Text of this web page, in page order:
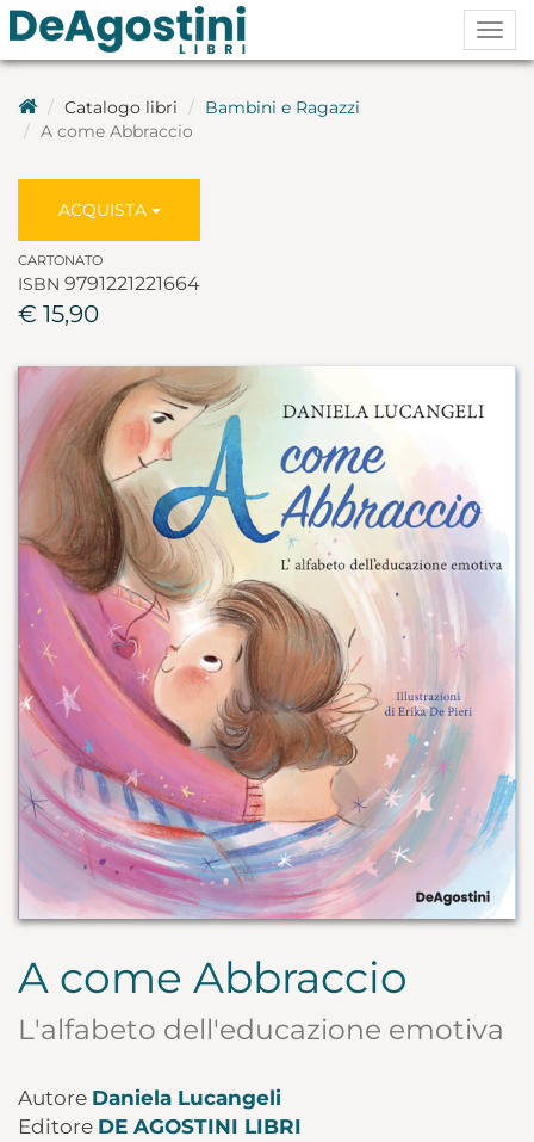
Catalogo libri
Bambini e Ragazzi
A come Abbraccio
ACQUISTA
CARTONATO
ISBN 9791221221664
€ 15,90
A come Abbraccio
L'alfabeto dell'educazione emotiva
Autore Daniela Lucangeli
Editore DE AGOSTINI LIBRI